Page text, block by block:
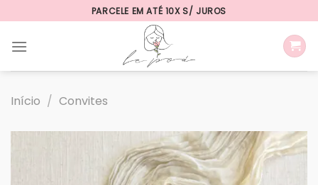
to
content
PARCELE EM ATÉ 10X S/ JUROS
Início / Convites